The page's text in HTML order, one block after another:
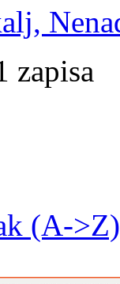
zapisa
(A->Z)